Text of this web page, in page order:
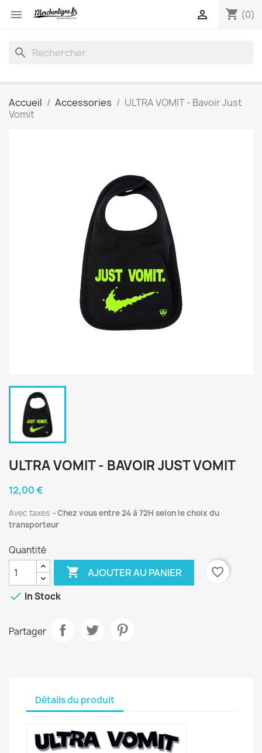
 shopping_cart (0)

search
Accueil Accessories
ULTRA VOMIT - Bavoir Just
Vomit
ULTRA VOMIT - BAVOIR JUST VOMIT
12,00 €
Avec taxes
Chez vous entre 24 à 72H selon le choix du
transporteur
Quantité
 AJOUTER AU PANIER
favorite_border
 In Stock
Partager
Détails du produit